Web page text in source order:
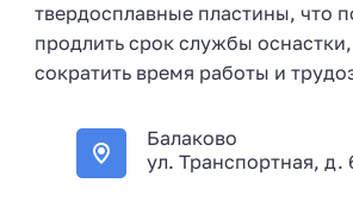
твердосплавные пластины, что
продлить срок службы
сократить время работы и
Балаково
ул. Транспортная, д.